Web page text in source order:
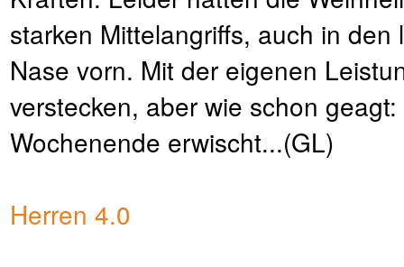
starken Mittelangriffs, auch in
Nase vorn. Mit der eigenen
verstecken, aber wie schon
Wochenende erwischt...(GL)
Herren 4.0